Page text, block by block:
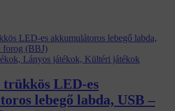
Lányos játékok, Kültéri játékok
LED-es
lebegő labda, USB –